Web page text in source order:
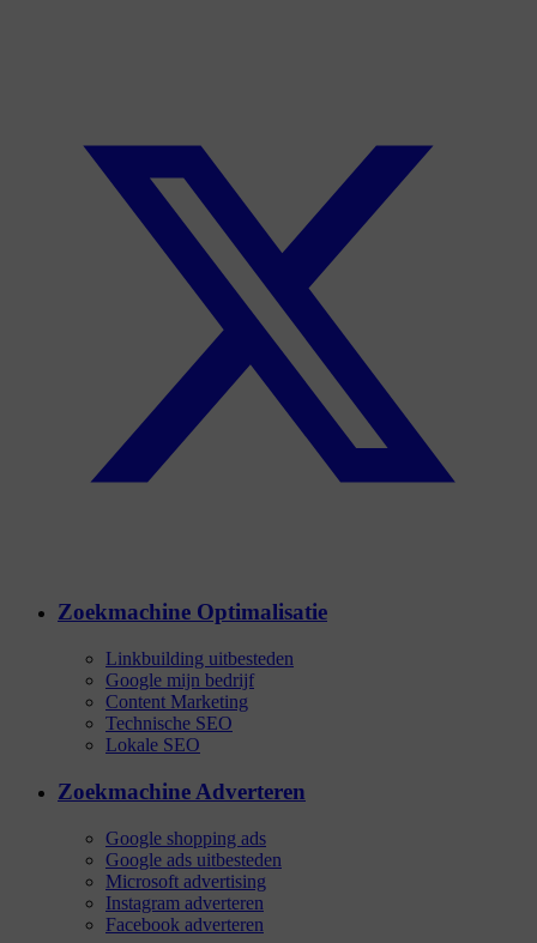
Zoekmachine Optimalisatie
Linkbuilding uitbesteden
Google mijn bedrijf
Content Marketing
Technische SEO
Lokale SEO
Zoekmachine Adverteren
Google shopping ads
Google ads uitbesteden
Microsoft advertising
Instagram adverteren
Facebook adverteren